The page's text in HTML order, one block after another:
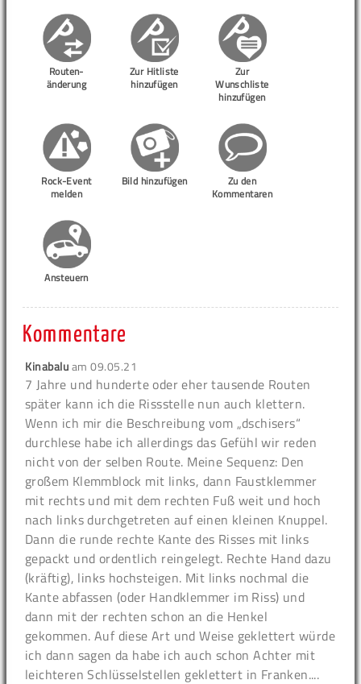
Routen-
änderung
Zur Hitliste
hinzufügen
Zur
Wunschliste
hinzufügen
Rock-Event
melden
Bild hinzufügen
Zu den
Kommentaren
Ansteuern
Kommentare
Kinabaluam09.05.21
7 Jahre und hunderte oder eher tausende Routen
später kann ich die Rissstelle nun auch klettern.
Wenn ich mir die Beschreibung vom „dschisers“
durchlese habe ich allerdings das Gefühl wir reden
nicht von der selben Route. Meine Sequenz: Den
großem Klemmblock mit links, dann Faustklemmer
mit rechts und mit dem rechten Fuß weit und hoch
nach links durchgetreten auf einen kleinen Knuppel.
Dann die runde rechte Kante des Risses mit links
gepackt und ordentlich reingelegt. Rechte Hand dazu
(kräftig), links hochsteigen. Mit links nochmal die
Kante abfassen (oder Handklemmer im Riss) und
dann mit der rechten schon an die Henkel
gekommen. Auf diese Art und Weise geklettert würde
ich dann sagen da habe ich auch schon Achter mit
leichteren Schlüsselstellen geklettert in Franken....